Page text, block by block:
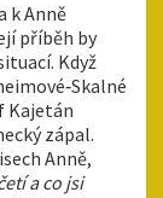
k Anně
příběh by
Když
Kajetán
zápal.
Anně,
a co jsi